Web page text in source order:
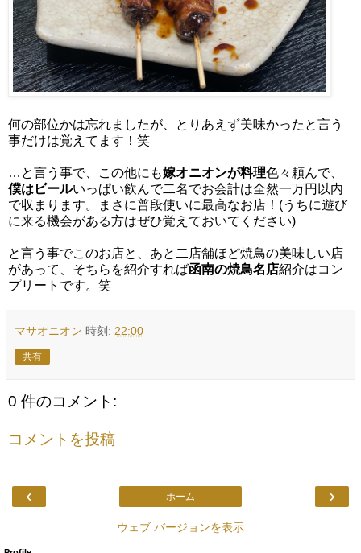
何の部位かは忘れましたが、とりあえず美味かったと言う
事だけは覚えてます！笑
…と言う事で、この他にも嫁オニオンが料理色々頼んで、
僕はビールいっぱい飲んで二名でお会計は全然一万円以内
で収まります。まさに普段使いに最高なお店！(うちに遊び
に来る機会がある方はぜひ覚えておいてください)
と言う事でこのお店と、あと二店舗ほど焼鳥の美味しい店
があって、そちらを紹介すれば函南の焼鳥名店紹介はコン
プリートです。笑
マサオニオン 時刻: 22:00
共有
0 件のコメント:
コメントを投稿
‹ ›
ホーム
ウェブ バージョンを表示